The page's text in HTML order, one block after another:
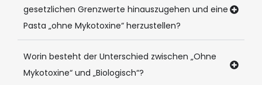
gesetzlichen Grenzwerte hinauszugehen und eine
Pasta „ohne Mykotoxine“ herzustellen?
Worin besteht der Unterschied zwischen „Ohne
Mykotoxine“ und „Biologisch“?